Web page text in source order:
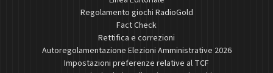
Regolamento giochi RadioGold
Fact Check
Rettifica e correzioni
Autoregolamentazione Elezioni Amministrative 2026
Impostazioni preferenze relative al TCF